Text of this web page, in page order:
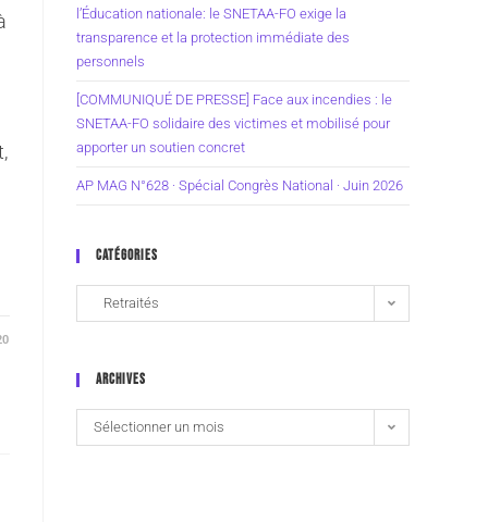
l’Éducation nationale: le SNETAA-FO exige la
transparence et la protection immédiate des
personnels
[COMMUNIQUÉ DE PRESSE] Face aux incendies : le
SNETAA-FO solidaire des victimes et mobilisé pour
apporter un soutien concret
AP MAG N°628 · Spécial Congrès National · Juin 2026
CATÉGORIES
Retraités
ARCHIVES
Sélectionner un mois